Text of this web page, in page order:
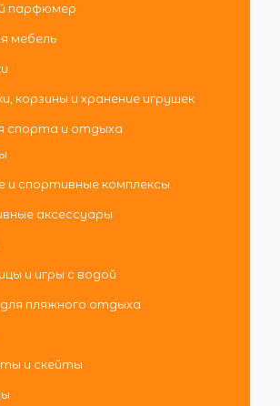
парфюмер
мебель
корзины и хранение игрушек
спорта и отдыха
и спортивные комплексы
аксессуары
и игры с водой
пляжного отдыха
и скейты